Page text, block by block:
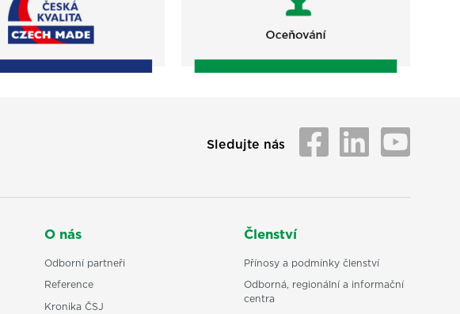
Sledujte nás
O nás
Odborní partneři
Reference
Kronika ČSJ
Členství
Přínosy a podmínky členství
Odborná, regionální a informační
centra